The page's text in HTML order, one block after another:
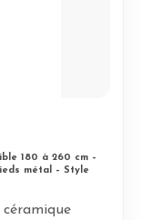
180 à 260 cm –
métal – Style
céramique